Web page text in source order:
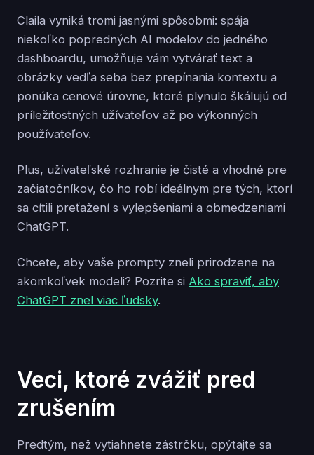
Claila vyniká tromi jasnými spôsobmi: spája
niekoľko popredných AI modelov do jedného
dashboardu, umožňuje vám vytvárať text a
obrázky vedľa seba bez prepínania kontextu a
ponúka cenové úrovne, ktoré plynulo škálujú od
príležitostných užívateľov až po výkonných
používateľov.
Plus, užívateľské rozhranie je čisté a vhodné pre
začiatočníkov, čo ho robí ideálnym pre tých, ktorí
sa cítili preťažení s vylepšeniami a obmedzeniami
ChatGPT.
Chcete, aby vaše prompty zneli prirodzene na
akomkoľvek modeli? Pozrite si Ako spraviť, aby
ChatGPT znel viac ľudsky.
Veci, ktoré zvážiť pred
zrušením
Predtým, než vytiahnete zástrčku, opýtajte sa